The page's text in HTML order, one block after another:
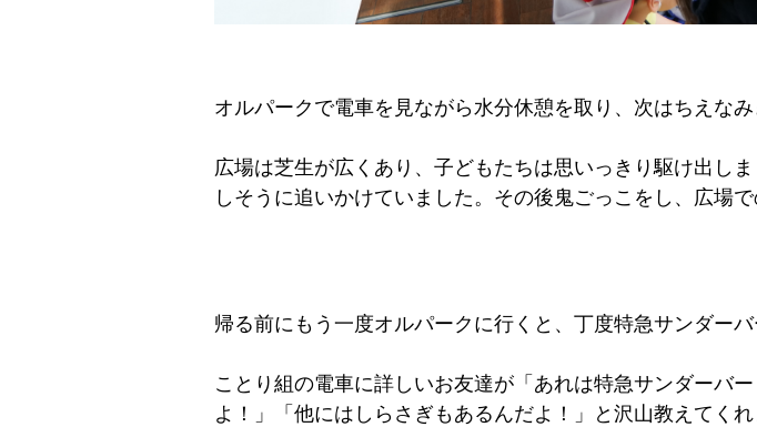
オルパークで電車を見ながら水分休憩を取り、次はちえなみ
広場は芝生が広くあり、子どもたちは思いっきり駆け出し
しそうに追いかけていました。その後鬼ごっこをし、広場で
帰る前にもう一度オルパークに行くと、丁度特急サンダーバ
ことり組の電車に詳しいお友達が「あれは特急サンダーバ
よ！」「他にはしらさぎもあるんだよ！」と沢山教えてく